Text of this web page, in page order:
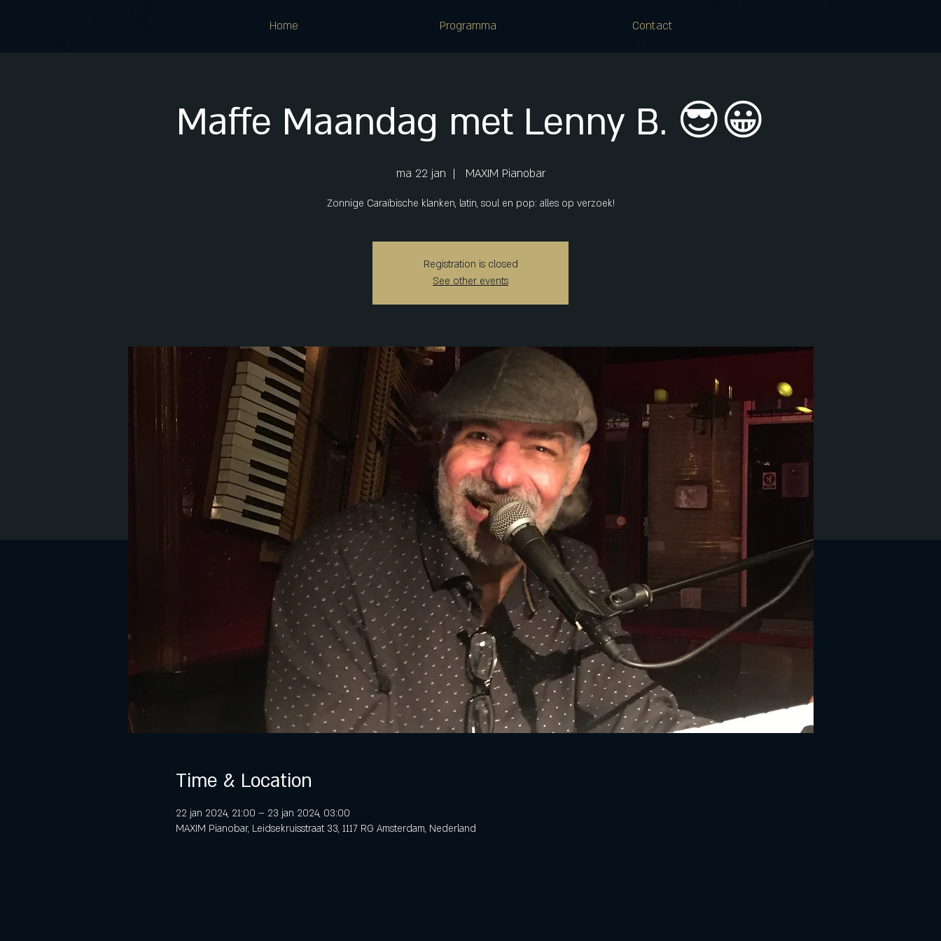
Home Programma Contact
Maffe Maandag met Lenny B. 😎😀
ma 22 jan
  |
MAXIM Pianobar
Zonnige Caraïbische klanken, latin, soul en pop: alles op verzoek!
Registration is closed
See other events
Time & Location
22 jan 2024, 21:00 – 23 jan 2024, 03:00
MAXIM Pianobar, Leidsekruisstraat 33, 1117 RG Amsterdam, Nederland